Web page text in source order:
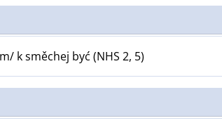
k směchej być (NHS 2, 5)